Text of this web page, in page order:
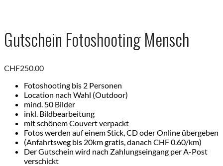
Gutschein Fotoshooting Mensch
CHF250.00
Fotoshooting bis 2 Personen
Location nach Wahl (Outdoor)
mind. 50 Bilder
inkl. Bildbearbeitung
mit schönem Couvert verpackt
Fotos werden auf einem Stick, CD oder Online übergeben
(Anfahrtsweg bis 20km gratis, danach CHF 0.60/km)
Der Gutschein wird nach Zahlungseingang per A-Post
verschickt